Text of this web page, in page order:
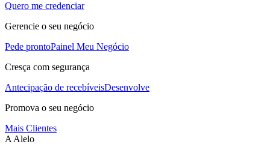
Quero me credenciar
Gerencie o seu negócio
Pede prontoPainel Meu Negócio
Cresça com segurança
Antecipação de recebíveisDesenvolve
Promova o seu negócio
Mais Clientes
A Alelo